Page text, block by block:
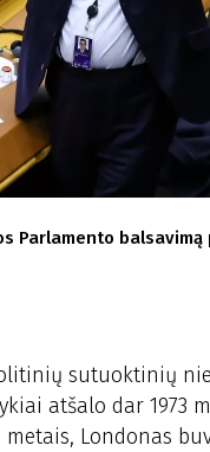
Parlamento
sutuoktinių
atšalo dar
Londonas